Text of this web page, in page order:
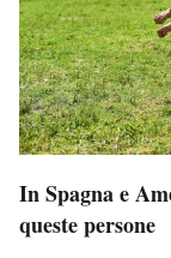
In Spagna e
queste persone